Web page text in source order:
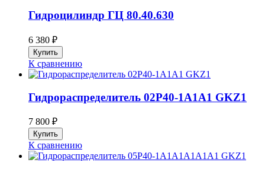
Гидроцилиндр ГЦ 80.40.630
6 380 ₽
К сравнению
Гидрораспределитель 02P40-1A1A1 GKZ1
7 800 ₽
К сравнению